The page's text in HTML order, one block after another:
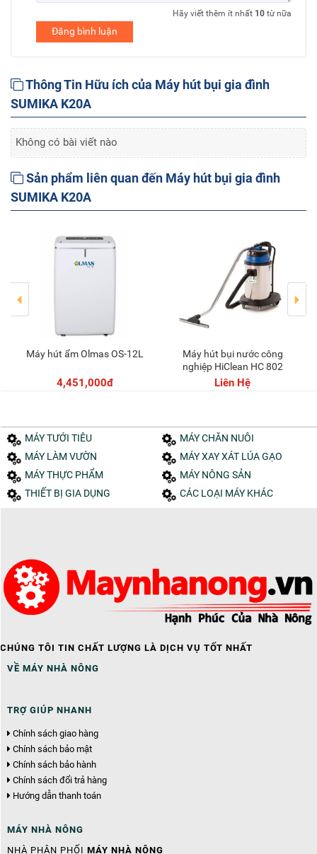
Hãy viết thêm ít nhất 10 từ nữa
Đăng bình luận
Thông Tin Hữu ích của Máy hút bụi gia đình
SUMIKA K20A
Không có bài viết nào
Sản phẩm liên quan đến Máy hút bụi gia đình
SUMIKA K20A
Thêm vào giỏ
Máy hút ẩm Olmas OS-12L
4,451,000đ
Máy hút bụi nước công
nghiệp HiClean HC 802
Liên Hệ
MÁY TƯỚI TIÊU
MÁY CHĂN NUÔI
MÁY LÀM VƯỜN
MÁY XAY XÁT LÚA GẠO
MÁY THỰC PHẨM
MÁY NÔNG SẢN
THIẾT BỊ GIA DỤNG
CÁC LOẠI MÁY KHÁC
CHÚNG TÔI TIN CHẤT LƯỢNG LÀ DỊCH VỤ TỐT NHẤT
VỀ MÁY NHÀ NÔNG
TRỢ GIÚP NHANH
Chính sách giao hàng
Chính sách bảo mật
Chính sách bảo hành
Chính sách đổi trả hàng
Hướng dẫn thanh toán
MÁY NHÀ NÔNG
NHÀ PHÂN PHỐI MÁY NHÀ NÔNG